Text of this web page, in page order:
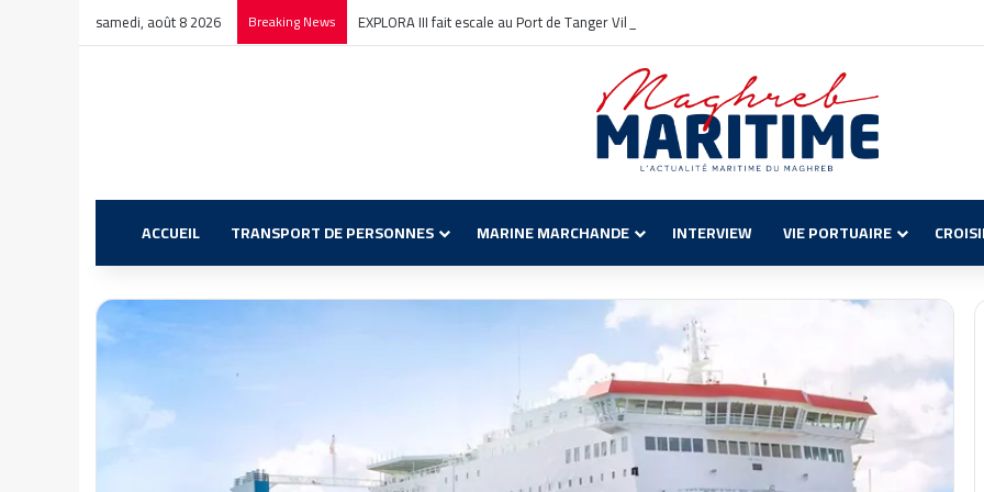
samedi, août 8 2026 Breaking News EXPLORA III fait escale au Port de Tanger Ville : un nouveau chapitre pour la croisière en Méditerranée
ACCUEIL TRANSPORT DE PERSONNES MARINE MARCHANDE INTERVIEW VIE PORTUAIRE